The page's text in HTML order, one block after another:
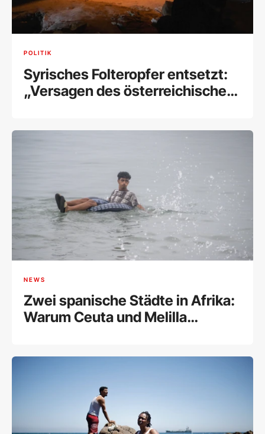
POLITIK
Syrisches Folteropfer entsetzt:
„Versagen des österreichischen
NEWS
Zwei spanische Städte in Afrika:
Warum Ceuta und Melilla